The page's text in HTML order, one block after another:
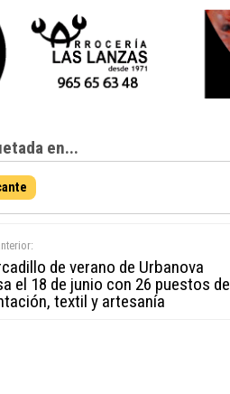
en...
de verano de Urbanova
el 18 de junio con 26 puestos de
textil y artesanía